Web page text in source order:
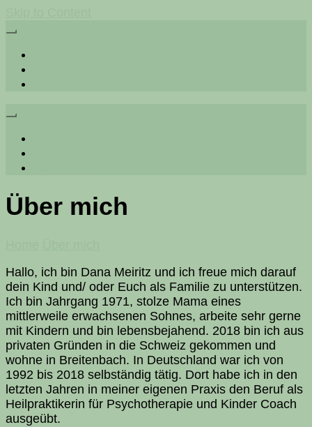
KinderStark
Training
Über mich
Hallo, ich bin Dana Meiritz und ich freue mich darauf
dein Kind und/ oder Euch als Familie zu unterstützen.
Ich bin Jahrgang 1971, stolze Mama eines
mittlerweile erwachsenen Sohnes, arbeite sehr gerne
mit Kindern und bin lebensbejahend. 2018 bin ich aus
privaten Gründen in die Schweiz gekommen und
wohne in Breitenbach. In Deutschland war ich von
1992 bis 2018 selbständig tätig. Dort habe ich in den
letzten Jahren in meiner eigenen Praxis den Beruf als
Heilpraktikerin für Psychotherapie und Kinder Coach
ausgeübt.